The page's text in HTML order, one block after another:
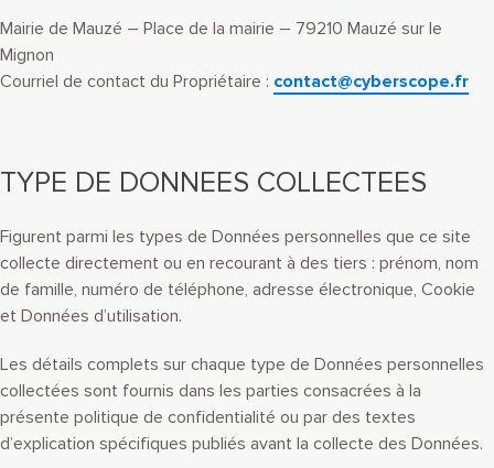
Mairie de Mauzé – Place de la mairie – 79210 Mauzé sur le
Mignon
Courriel de contact du Propriétaire : contact@cyberscope.fr
TYPE DE DONNEES COLLECTEES
Figurent parmi les types de Données personnelles que ce site
collecte directement ou en recourant à des tiers : prénom, nom
de famille, numéro de téléphone, adresse électronique, Cookie
et Données d’utilisation.
Les détails complets sur chaque type de Données personnelles
collectées sont fournis dans les parties consacrées à la
présente politique de confidentialité ou par des textes
d’explication spécifiques publiés avant la collecte des Données.